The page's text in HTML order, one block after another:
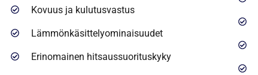
Kovuus ja kulutusvastus
Lämmönkäsittelyominaisuudet
Erinomainen hitsaussuorituskyky